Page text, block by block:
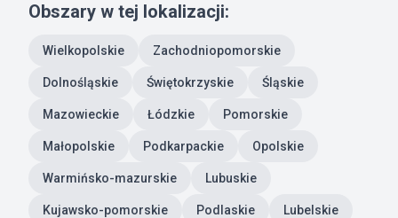
Obszary w tej lokalizacji:
Wielkopolskie Zachodniopomorskie
Dolnośląskie Świętokrzyskie Śląskie
Mazowieckie Łódzkie Pomorskie
Małopolskie Podkarpackie Opolskie
Warmińsko-mazurskie Lubuskie
Kujawsko-pomorskie Podlaskie Lubelskie